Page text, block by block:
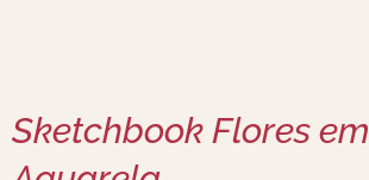
Sketchbook Flores em